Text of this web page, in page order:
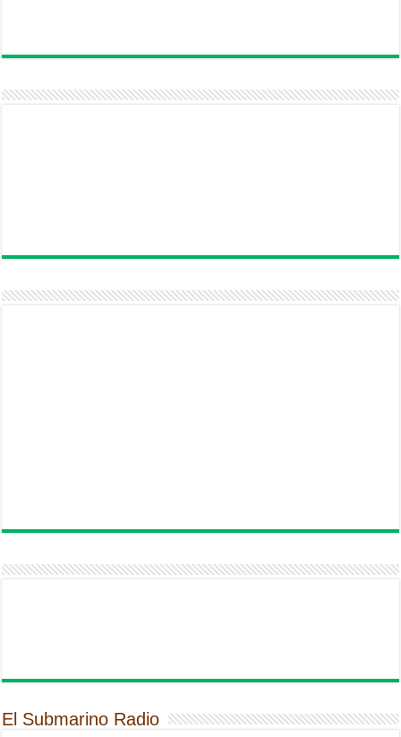
El Submarino Radio